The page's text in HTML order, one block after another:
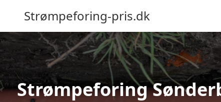
Strømpeforing-pris.dk
Strømpeforing